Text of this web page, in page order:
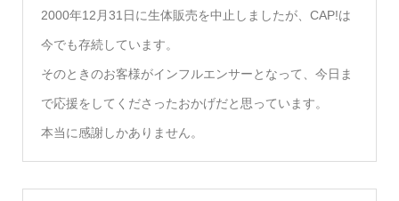
2000年12月31日に生体販売を中止しましたが、CAP!は
今でも存続しています。
そのときのお客様がインフルエンサーとなって、今日ま
で応援をしてくださったおかげだと思っています。
本当に感謝しかありません。